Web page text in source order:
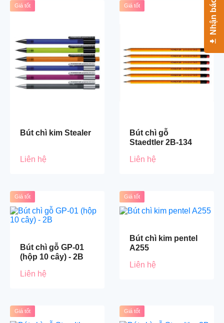
Giá tốt
Bút chì kim Stealer
Liên hệ
Giá tốt
Bút chì gỗ
Staedtler 2B-134
Liên hệ
Giá tốt
Bút chì gỗ GP-01
(hộp 10 cây) - 2B
Liên hệ
Giá tốt
Bút chì kim pentel
A255
Liên hệ
Giá tốt Giá tốt
Nhận báo giá